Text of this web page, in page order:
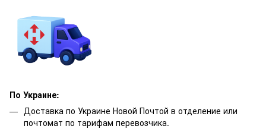
По Украине:
Доставка по Украине Новой Почтой в отделение или
почтомат по тарифам перевозчика.